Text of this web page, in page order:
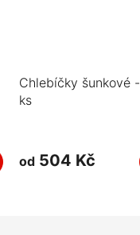
Chlebíčky šunkové
ks
od 504 Kč